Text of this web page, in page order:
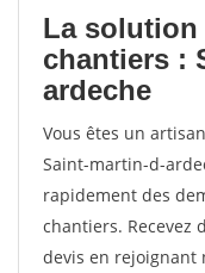
La
chantiers :
ardeche
Vous êtes un
Saint-martin-d-
rapidement des
chantiers. Recevez
devis en rejoignant